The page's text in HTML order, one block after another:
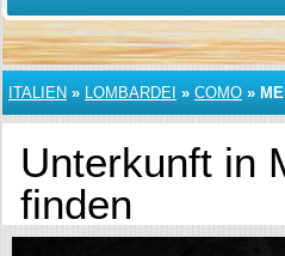
ITALIEN » LOMBARDEI » COMO »
Unterkunft in
finden